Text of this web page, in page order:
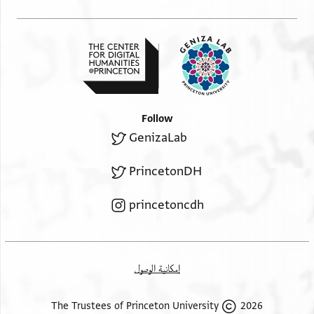
Follow
GenizaLab
PrincetonDH
princetoncdh
إمكانية الوصول
2026 The Trustees of Princeton University